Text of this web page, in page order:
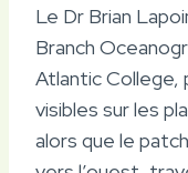
Le Dr Brian
Branch
Atlantic College,
visibles sur les
alors que le